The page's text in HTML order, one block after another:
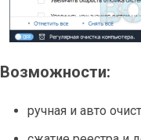
Возможности:
ручная и авто